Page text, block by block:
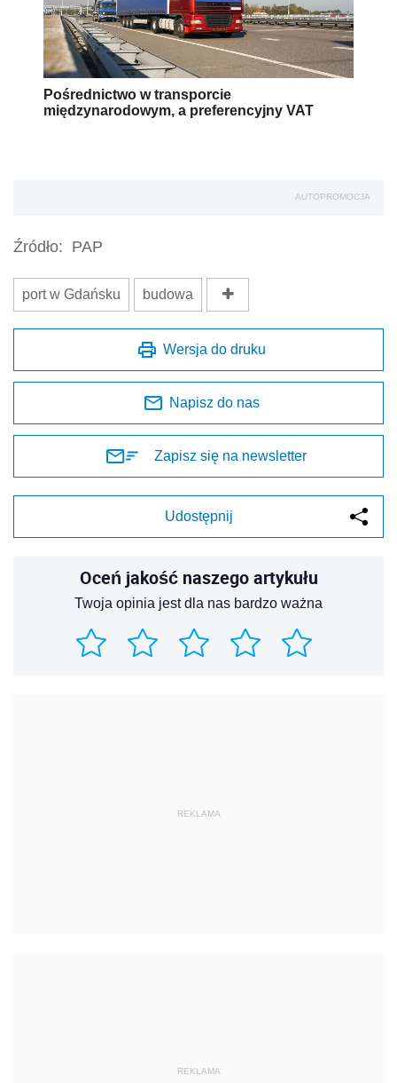
Pośrednictwo w transporcie
międzynarodowym, a preferencyjny VAT
AUTOPROMOCJA
Źródło: PAP
port w Gdańsku budowa
Wersja do druku
Napisz do nas
Zapisz się na newsletter
Udostępnij
Oceń jakość naszego artykułu
Twoja opinia jest dla nas bardzo ważna
REKLAMA
REKLAMA